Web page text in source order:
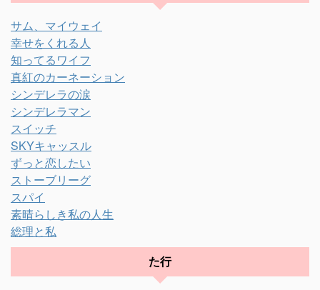
サム、マイウェイ
幸せをくれる人
知ってるワイフ
真紅のカーネーション
シンデレラの涙
シンデレラマン
スイッチ
SKYキャッスル
ずっと恋したい
ストーブリーグ
スパイ
素晴らしき私の人生
総理と私
た行